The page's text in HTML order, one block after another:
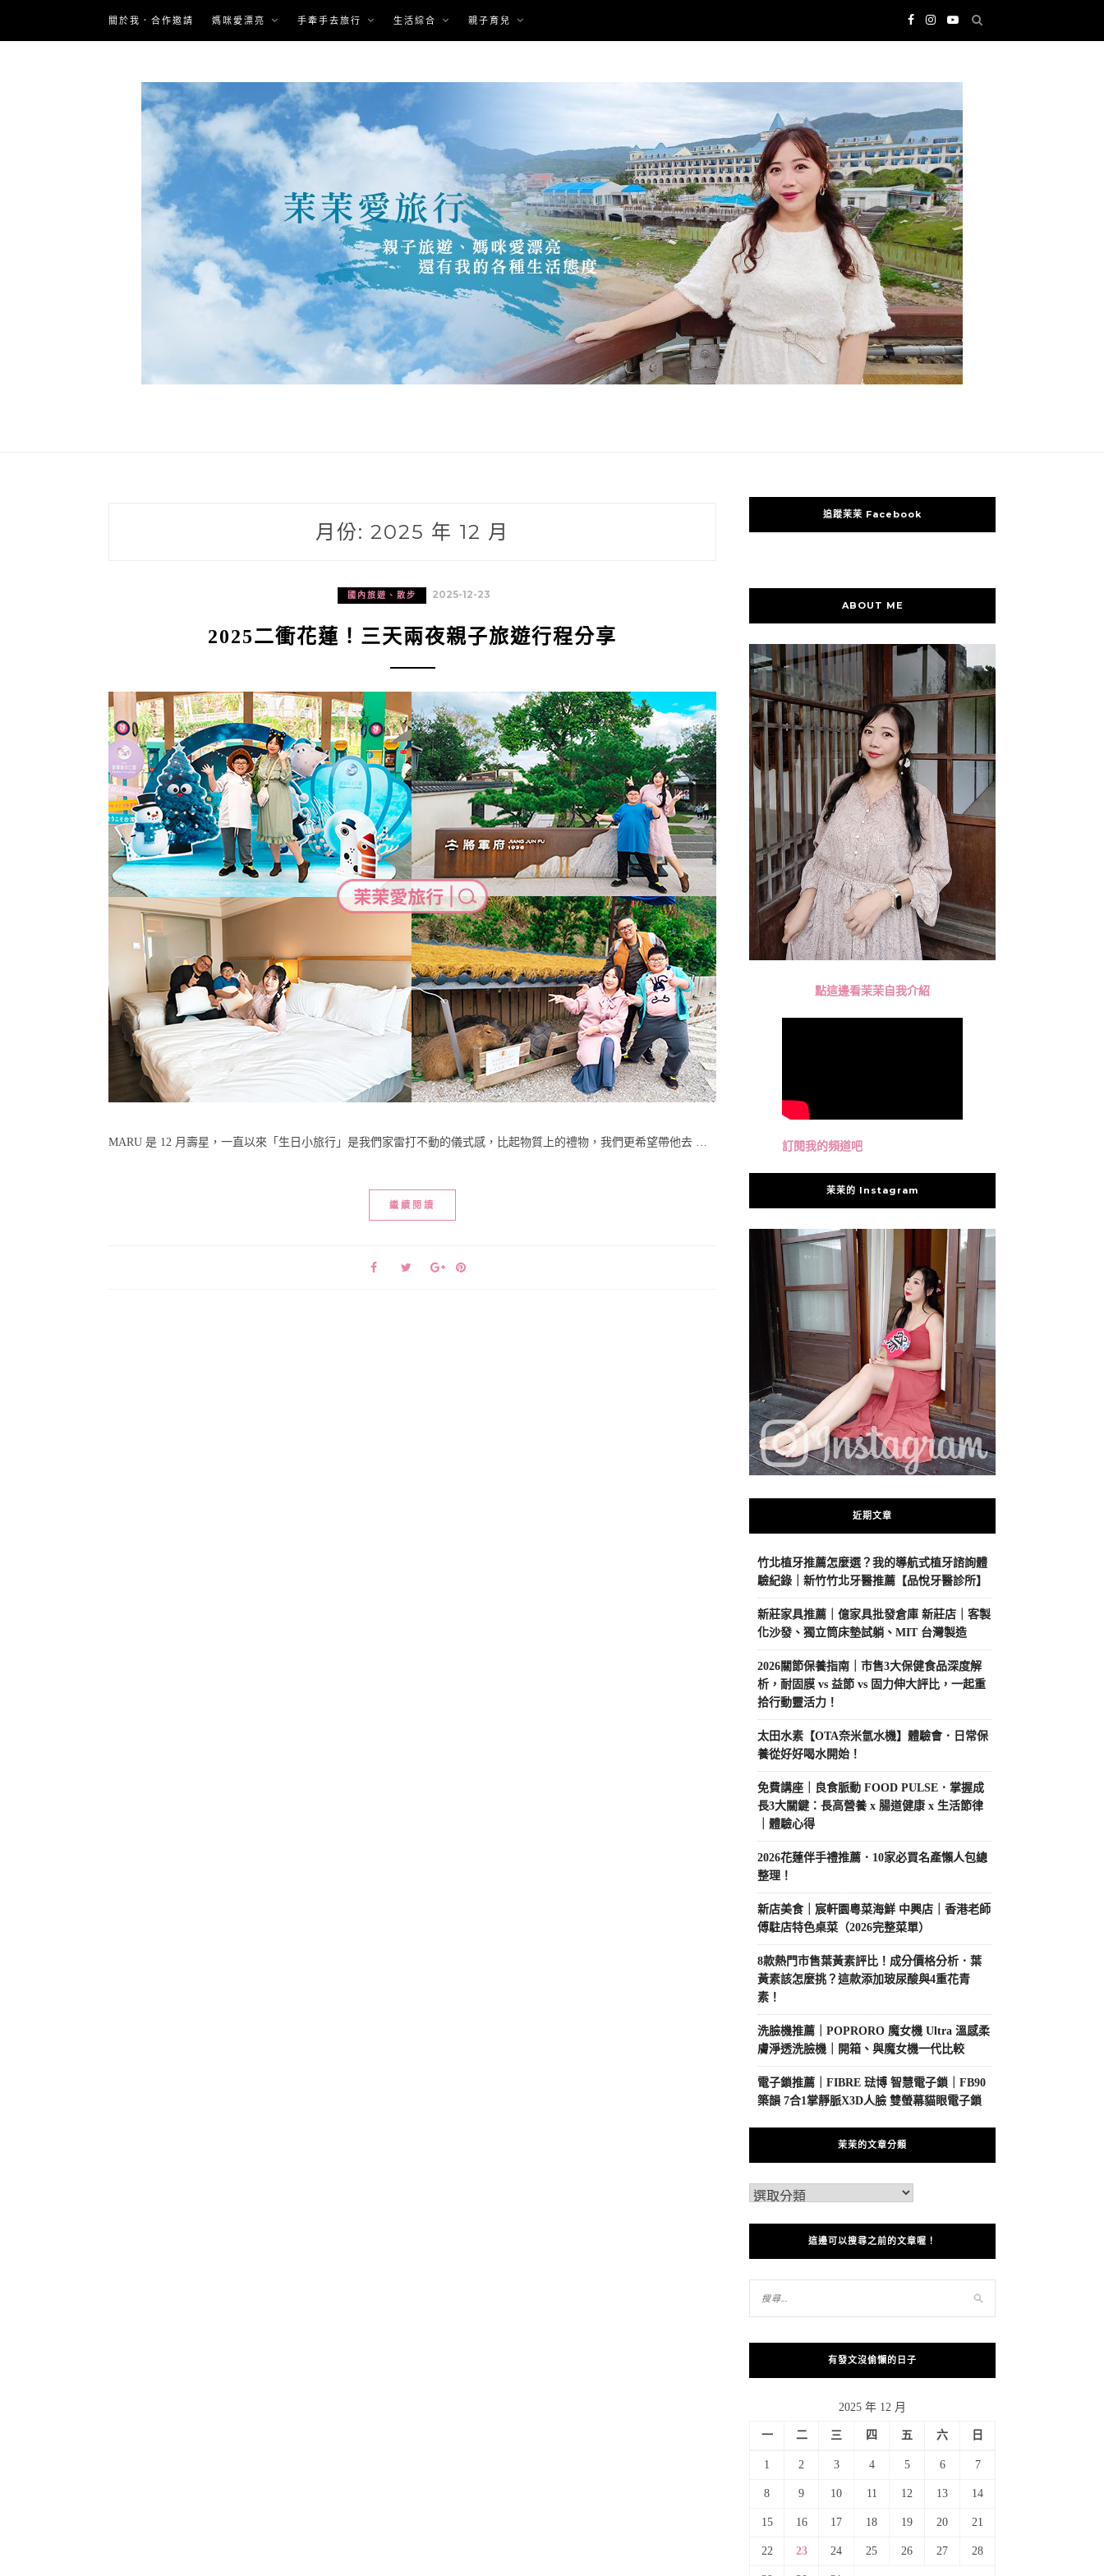
content
關於我．合作邀請 媽咪愛漂亮 手牽手去旅行 生活綜合 親子育兒
月份: 2025 年 12 月
國內旅遊、散步 2025-12-23
2025二衝花蓮！三天兩夜親子旅遊行程分享
MARU 是 12 月壽星，一直以來「生日小旅行」是我們家雷打不動的儀式感，比起物質上的禮物，我們更希望帶他去 …
繼續閱讀
追蹤茉茉 Facebook
ABOUT ME
點這邊看茉茉自我介紹
訂閱我的頻道吧
茉茉的 Instagram
近期文章
竹北植牙推薦怎麼選？我的導航式植牙諮詢體
驗紀錄｜新竹竹北牙醫推薦【品悅牙醫診所】
新莊家具推薦｜億家具批發倉庫 新莊店｜客製
化沙發、獨立筒床墊試躺、MIT 台灣製造
2026關節保養指南｜市售3大保健食品深度解
析，耐固膜 vs 益節 vs 固力伸大評比，一起重
拾行動靈活力！
太田水素【OTA奈米氫水機】體驗會．日常保
養從好好喝水開始！
免費講座｜良食脈動 FOOD PULSE．掌握成
長3大關鍵：長高營養 x 腸道健康 x 生活節律
｜體驗心得
2026花蓮伴手禮推薦．10家必買名產懶人包總
整理！
新店美食｜宸軒園粵菜海鮮 中興店｜香港老師
傅駐店特色桌菜（2026完整菜單）
8款熱門市售葉黃素評比！成分價格分析．葉
黃素該怎麼挑？這款添加玻尿酸與4重花青
素！
洗臉機推薦｜POPRORO 魔女機 Ultra 溫感柔
膚淨透洗臉機｜開箱、與魔女機一代比較
電子鎖推薦｜FIBRE 琺博 智慧電子鎖｜FB90
築韻 7合1掌靜脈X3D人臉 雙螢幕貓眼電子鎖
茉茉的文章分類
這邊可以搜尋之前的文章喔！
有發文沒偷懶的日子
2025 年 12 月
一 二 三 四 五 六 日
1 2 3 4 5 6 7
8 9 10 11 12 13 14
15 16 17 18 19 20 21
22 23 24 25 26 27 28